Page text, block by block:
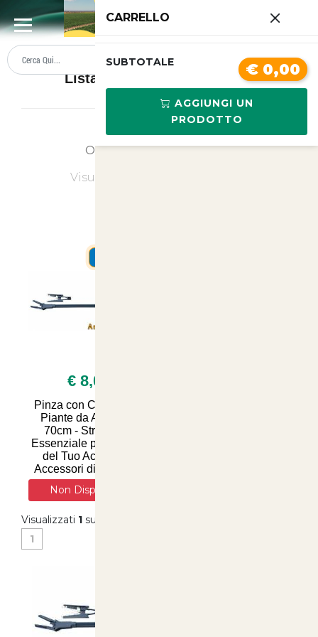
Lista prodotti Acquariologia
Ordina
Ultimi Arrivi
Visualizzati
€ 8,00
Pinza con Cesoia per
Piante da Acquario
70cm - Strumento
Essenziale per la Cura
del Tuo Acquario -
Accessori di Qualità s
Non Disponibile
Visualizzati 1 su
1
CARRELLO
SUBTOTALE € 0,00
AGGIUNGI UN
PRODOTTO